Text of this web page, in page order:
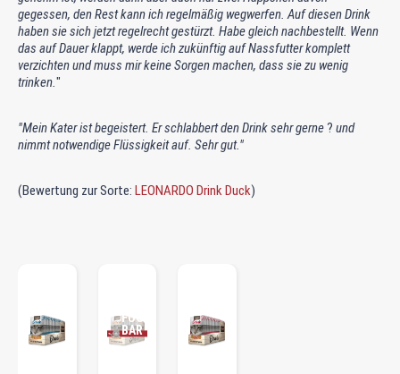
gegessen, den Rest kann ich regelmäßig wegwerfen. Auf diesen Drink
haben sie sich jetzt regelrecht gestürzt. Habe gleich nachbestellt. Wenn
das auf Dauer klappt, werde ich zukünftig auf Nassfutter komplett
verzichten und muss mir keine Sorgen machen, dass sie zu wenig
trinken."
"Mein Kater ist begeistert. Er schlabbert den Drink sehr gerne? und
nimmt notwendige Flüssigkeit auf. Sehr gut."
(Bewertung zur Sorte: LEONARDO Drink Duck)
ES
FÜG
BAR